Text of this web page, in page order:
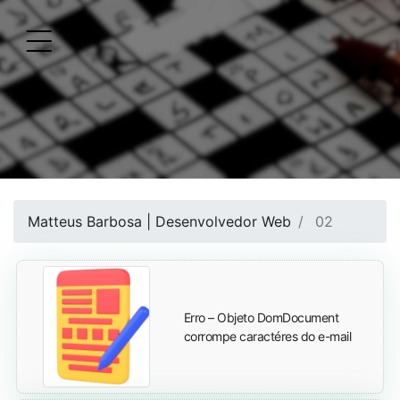
Matteus Barbosa | Desenvolvedor Web 02
Erro – Objeto DomDocument
corrompe caractéres do e-mail